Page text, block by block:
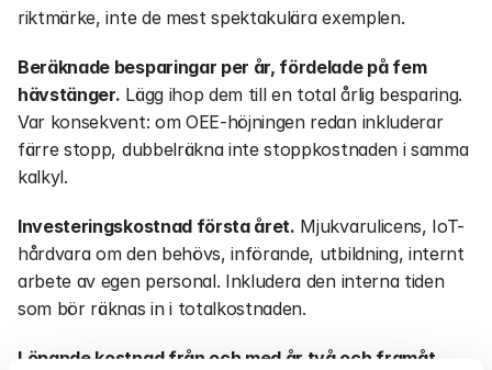
riktmärke, inte de mest spektakulära exemplen.
Beräknade besparingar per år, fördelade på fem
hävstänger. Lägg ihop dem till en total årlig besparing.
Var konsekvent: om OEE-höjningen redan inkluderar
färre stopp, dubbelräkna inte stoppkostnaden i samma
kalkyl.
Investeringskostnad första året. Mjukvarulicens, IoT-
hårdvara om den behövs, införande, utbildning, internt
arbete av egen personal. Inkludera den interna tiden
som bör räknas in i totalkostnaden.
Löpande kostnad från och med år två och framåt.